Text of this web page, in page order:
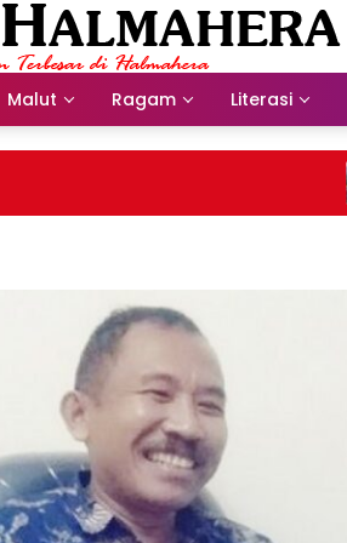
Malut Ragam Literasi